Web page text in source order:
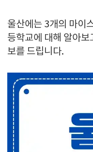
울산에는 3개의 마이
등학교에 대해 알아
보를 드립니다.